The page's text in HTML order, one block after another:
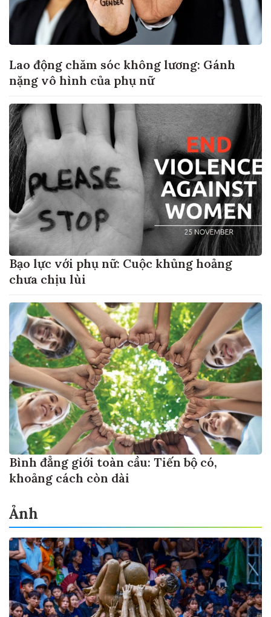
Lao động chăm sóc không lương: Gánh
nặng vô hình của phụ nữ
Bạo lực với phụ nữ: Cuộc khủng hoảng
chưa chịu lùi
Bình đẳng giới toàn cầu: Tiến bộ có,
khoảng cách còn dài
Ảnh